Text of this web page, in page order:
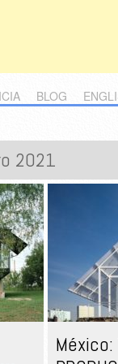
BLOG
2021